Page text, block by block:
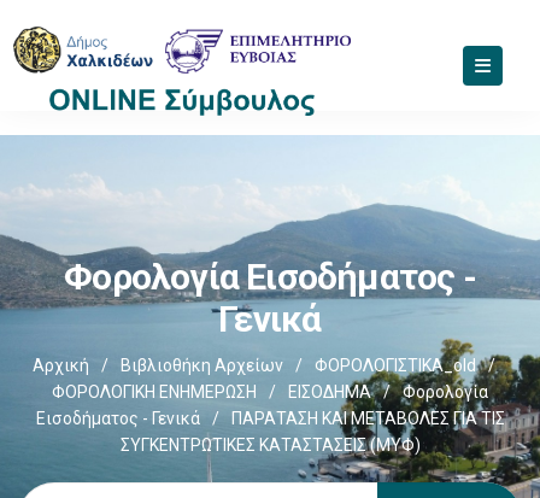
Φορολογία Εισοδήματος -
Γενικά
Αρχική / Βιβλιοθήκη Αρχείων / ΦΟΡΟΛΟΓΙΣΤΙΚΑ_old
/
ΦΟΡΟΛΟΓΙΚΗ ΕΝΗΜΕΡΩΣΗ
/ ΕΙΣΟΔΗΜΑ /
Φορολογία
Εισοδήματος - Γενικά
/
ΠΑΡΑΤΑΣΗ ΚΑΙ ΜΕΤΑΒΟΛΕΣ ΓΙΑ ΤΙΣ
ΣΥΓΚΕΝΤΡΩΤΙΚΕΣ ΚΑΤΑΣΤΑΣΕΙΣ (ΜΥΦ)